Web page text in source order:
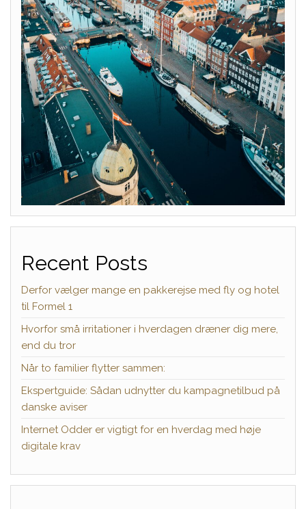
Recent Posts
Derfor vælger mange en pakkerejse med fly og hotel
til Formel 1
Hvorfor små irritationer i hverdagen dræner dig mere,
end du tror
Når to familier flytter sammen:
Ekspertguide: Sådan udnytter du kampagnetilbud på
danske aviser
Internet Odder er vigtigt for en hverdag med høje
digitale krav